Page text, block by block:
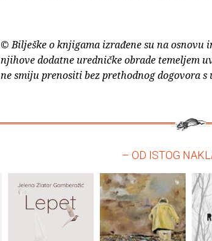
© Bilješke o knjigama izrađene su na
njihove dodatne uredničke obrade temeljem
ne smiju prenositi bez prethodnog dogovora
– OD ISTOG